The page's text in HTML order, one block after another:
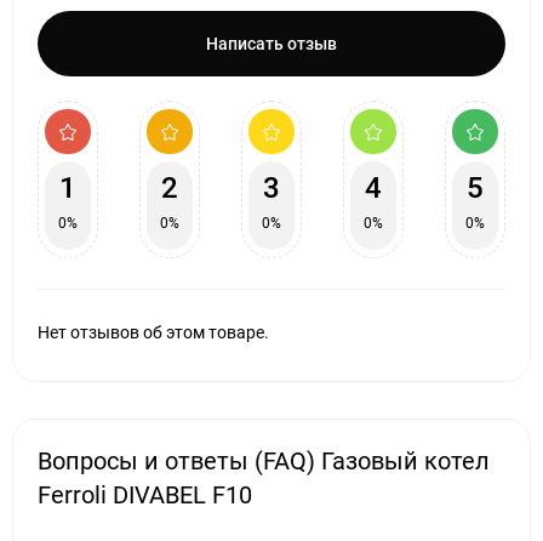
Написать отзыв
1
0%
2
0%
3
0%
4
0%
5
0%
Нет отзывов об этом товаре.
Вопросы и ответы (FAQ) Газовый котел
Ferroli DIVABEL F10